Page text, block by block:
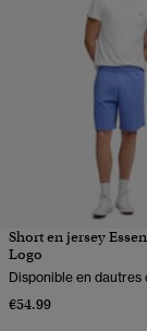
Short en jersey
Logo
Disponible en dautres
€54.99